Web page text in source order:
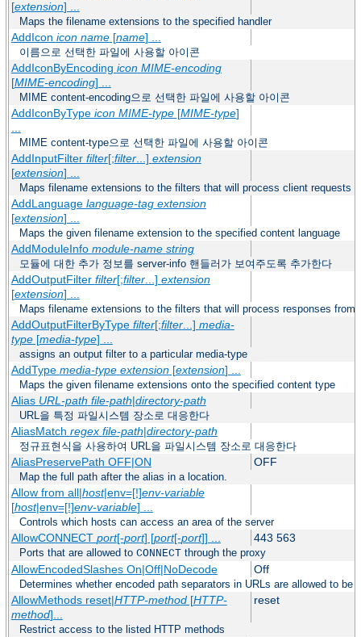
[extension] ...
Maps the filename extensions to the specified handler
AddIcon icon name[name] ...
이름으로 선택한 파일에 사용할 아이콘
AddIconByEncoding icon MIME-encoding
[MIME-encoding] ...
MIME content-encoding으로 선택한 파일에 사용할 아이콘
AddIconByType icon MIME-type[MIME-type]
MIME content-type으로 선택한 파일에 사용할 아이콘
AddInputFilter filter[;filter...] extension
[extension] ...
Maps filename extensions to the filters that will process client requests
AddLanguage language-tag extension
[extension] ...
Maps the given filename extension to the specified content language
AddModuleInfo module-name string
모듈에 대한 추가 정보를 server-info 핸들러가 보여주도록 추가한다
AddOutputFilter filter[;filter...] extension
[extension] ...
Maps filename extensions to the filters that will process responses from
AddOutputFilterByType filter[;filter...] media-
type[media-type] ...
assigns an output filter to a particular media-type
AddType media-type extension[extension] ...
Maps the given filename extensions onto the specified content type
Alias URL-path file-path|directory-path
URL을 특정 파일시스템 장소로 대응한다
AliasMatch regex file-path|directory-path
정규표현식을 사용하여 URL을 파일시스템 장소로 대응한다
AliasPreservePath OFF|ON OFF
Map the full path after the alias in a location.
Allow from all|host|env=[!]env-variable
[host|env=[!]env-variable] ...
Controls which hosts can access an area of the server
AllowCONNECT port[-port] [port[-port]] ... 443 563
Ports that are allowed to CONNECT through the proxy
AllowEncodedSlashes On|Off|NoDecode Off
Determines whether encoded path separators in URLs are allowed to be
AllowMethods reset|HTTP-method[HTTP-
method]...
reset
Restrict access to the listed HTTP methods